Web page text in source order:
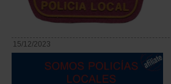
15/12/2023